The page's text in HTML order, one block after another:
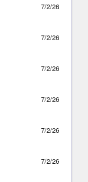
7/2/26
7/2/26
7/2/26
7/2/26
7/2/26
7/2/26